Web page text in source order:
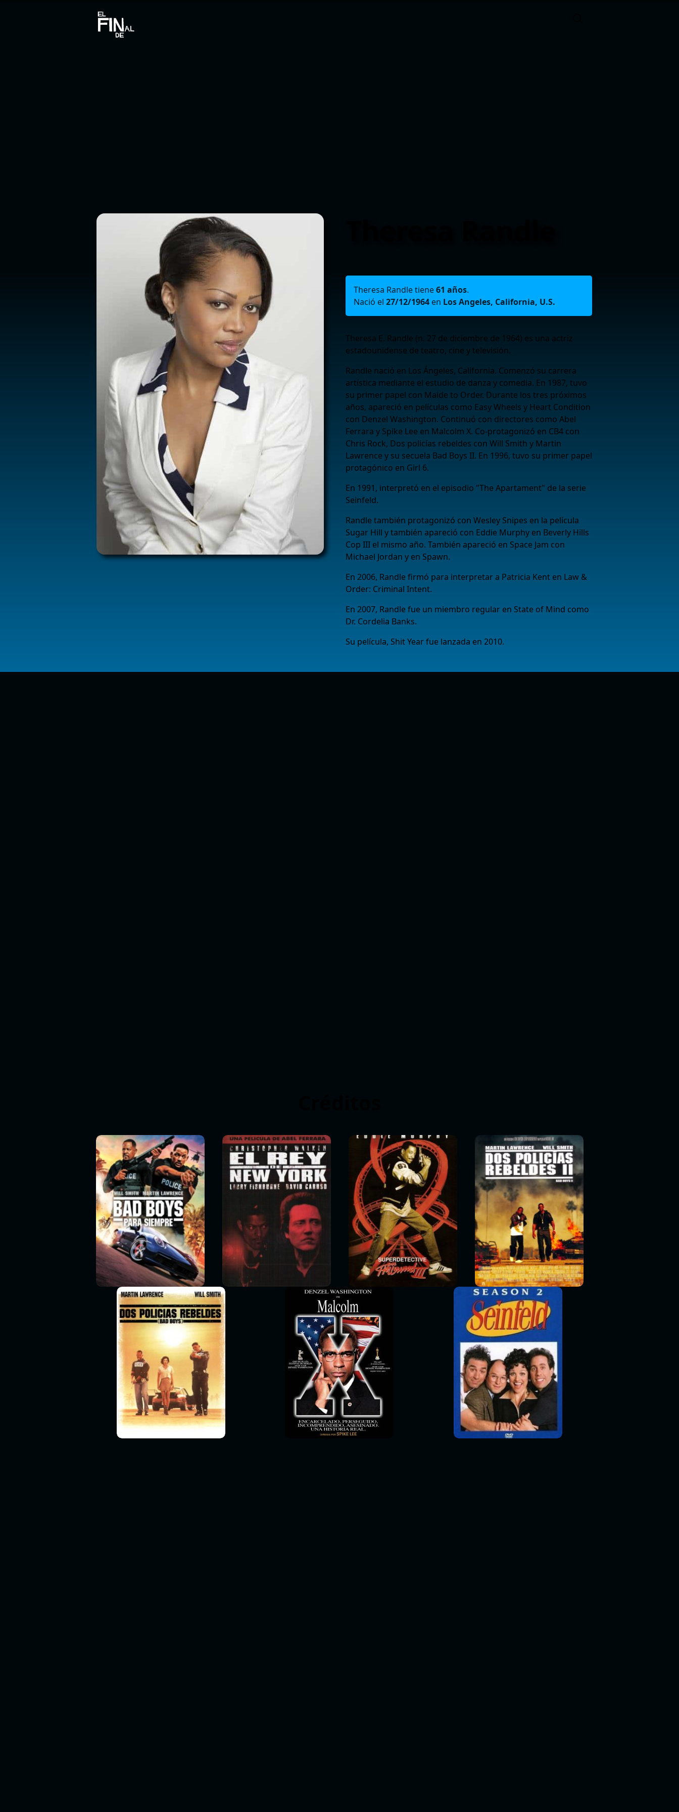
Theresa Randle tiene61 años.
Nació el 27/12/1964 en Los Angeles, California, U.S.
Theresa E. Randle (n. 27 de diciembre de 1964) es una actriz
estadounidense de teatro, cine y televisión.
Randle nació en Los Ángeles, California. Comenzó su carrera
artística mediante el estudio de danza y comedia. En 1987, tuvo
su primer papel con Maide to Order. Durante los tres próximos
años, apareció en películas como Easy Wheels y Heart Condition
con Denzel Washington. Continuó con directores como Abel
Ferrara y Spike Lee en Malcolm X. Co-protagonizó en CB4 con
Chris Rock, Dos policías rebeldes con Will Smith y Martin
Lawrence y su secuela Bad Boys II. En 1996, tuvo su primer papel
protagónico en Girl 6.
En 1991, interpretó en el episodio "The Apartament" de la serie
Seinfeld.
Randle también protagonizó con Wesley Snipes en la película
Sugar Hill y también apareció con Eddie Murphy en Beverly Hills
Cop III el mismo año. También apareció en Space Jam con
Michael Jordan y en Spawn.
En 2006, Randle firmó para interpretar a Patricia Kent en Law &
Order: Criminal Intent.
En 2007, Randle fue un miembro regular en State of Mind como
Dr. Cordelia Banks.
Su película, Shit Year fue lanzada en 2010.